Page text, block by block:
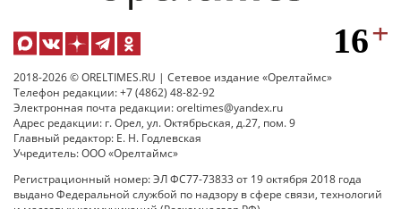
2018-2026 © ORELTIMES.RU | Сетевое издание «Орелтаймс»
Телефон редакции: +7 (4862) 48-82-92
Электронная почта редакции: oreltimes@yandex.ru
Адрес редакции: г. Орел, ул. Октябрьская, д.27, пом. 9
Главный редактор: Е. Н. Годлевская
Учредитель: ООО «Орелтаймс»
Регистрационный номер: ЭЛ ФС77-73833 от 19 октября 2018 года
выдано Федеральной службой по надзору в сфере связи, технологий